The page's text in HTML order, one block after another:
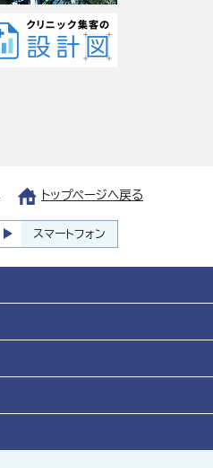
トップページへ戻る
スマートフォン